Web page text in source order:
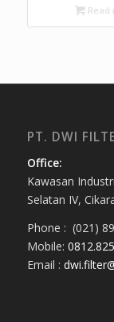
Read
PT. DWI
Office:
Kawasan
Selatan IV,
Phone : (021)
Mobile:
Email :